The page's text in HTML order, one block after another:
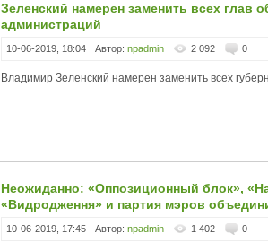
Зеленский намерен заменить всех глав
администраций
10-06-2019, 18:04 Автор: npadmin 2 092 0
Владимир Зеленский намерен заменить всех
Неожиданно: «Оппозиционный блок»,
«Видродження» и партия мэров
10-06-2019, 17:45 Автор: npadmin 1 402 0